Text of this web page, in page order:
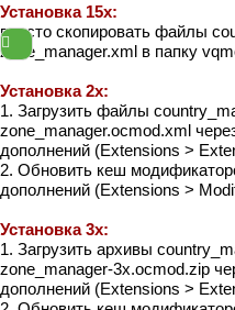
Установка 15x:
просто скопировать файлы
zone_manager.xml в папку
Установка 2x:
1. Загрузить файлы
zone_manager.ocmod.xml
дополнений (Extensions >
2. Обновить кеш
дополнений (Extensions >
Установка 3x:
1. Загрузить архивы
zone_manager-3x.ocmod.zip
дополнений (Extensions >